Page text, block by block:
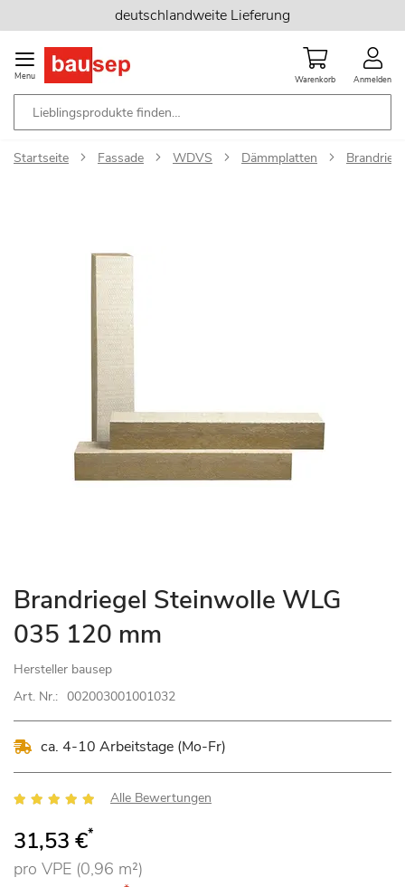
Inhalt
springen
deutschlandweite Lieferung
Menu Warenkorb Anmelden
Startseite Fassade WDVS Dämmplatten
Zum
Anfang
der
springen
Brandriegel Steinwolle WLG
035 120 mm
Hersteller bausep
Art. Nr.: 002003001001032
ca. 4-10 Arbeitstage (Mo-Fr)
Bewertung: Alle Bewertungen
31,53 €*
pro VPE (0,96 m²)